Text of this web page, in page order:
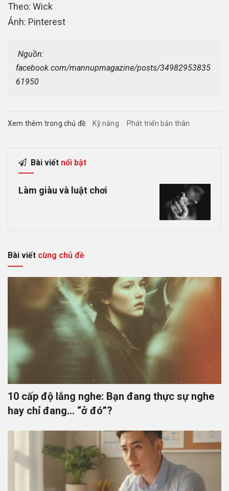
Theo: Wick
Ảnh: Pinterest
Nguồn:
facebook.com/mannupmagazine/posts/34982953835
61950
Xem thêm trong chủ đề: Kỹ năng Phát triển bản thân
Bài viết nổi bật
Làm giàu và luật chơi
Bài viết cùng chủ đề
10 cấp độ lắng nghe: Bạn đang thực sự nghe
hay chỉ đang… “ở đó”?